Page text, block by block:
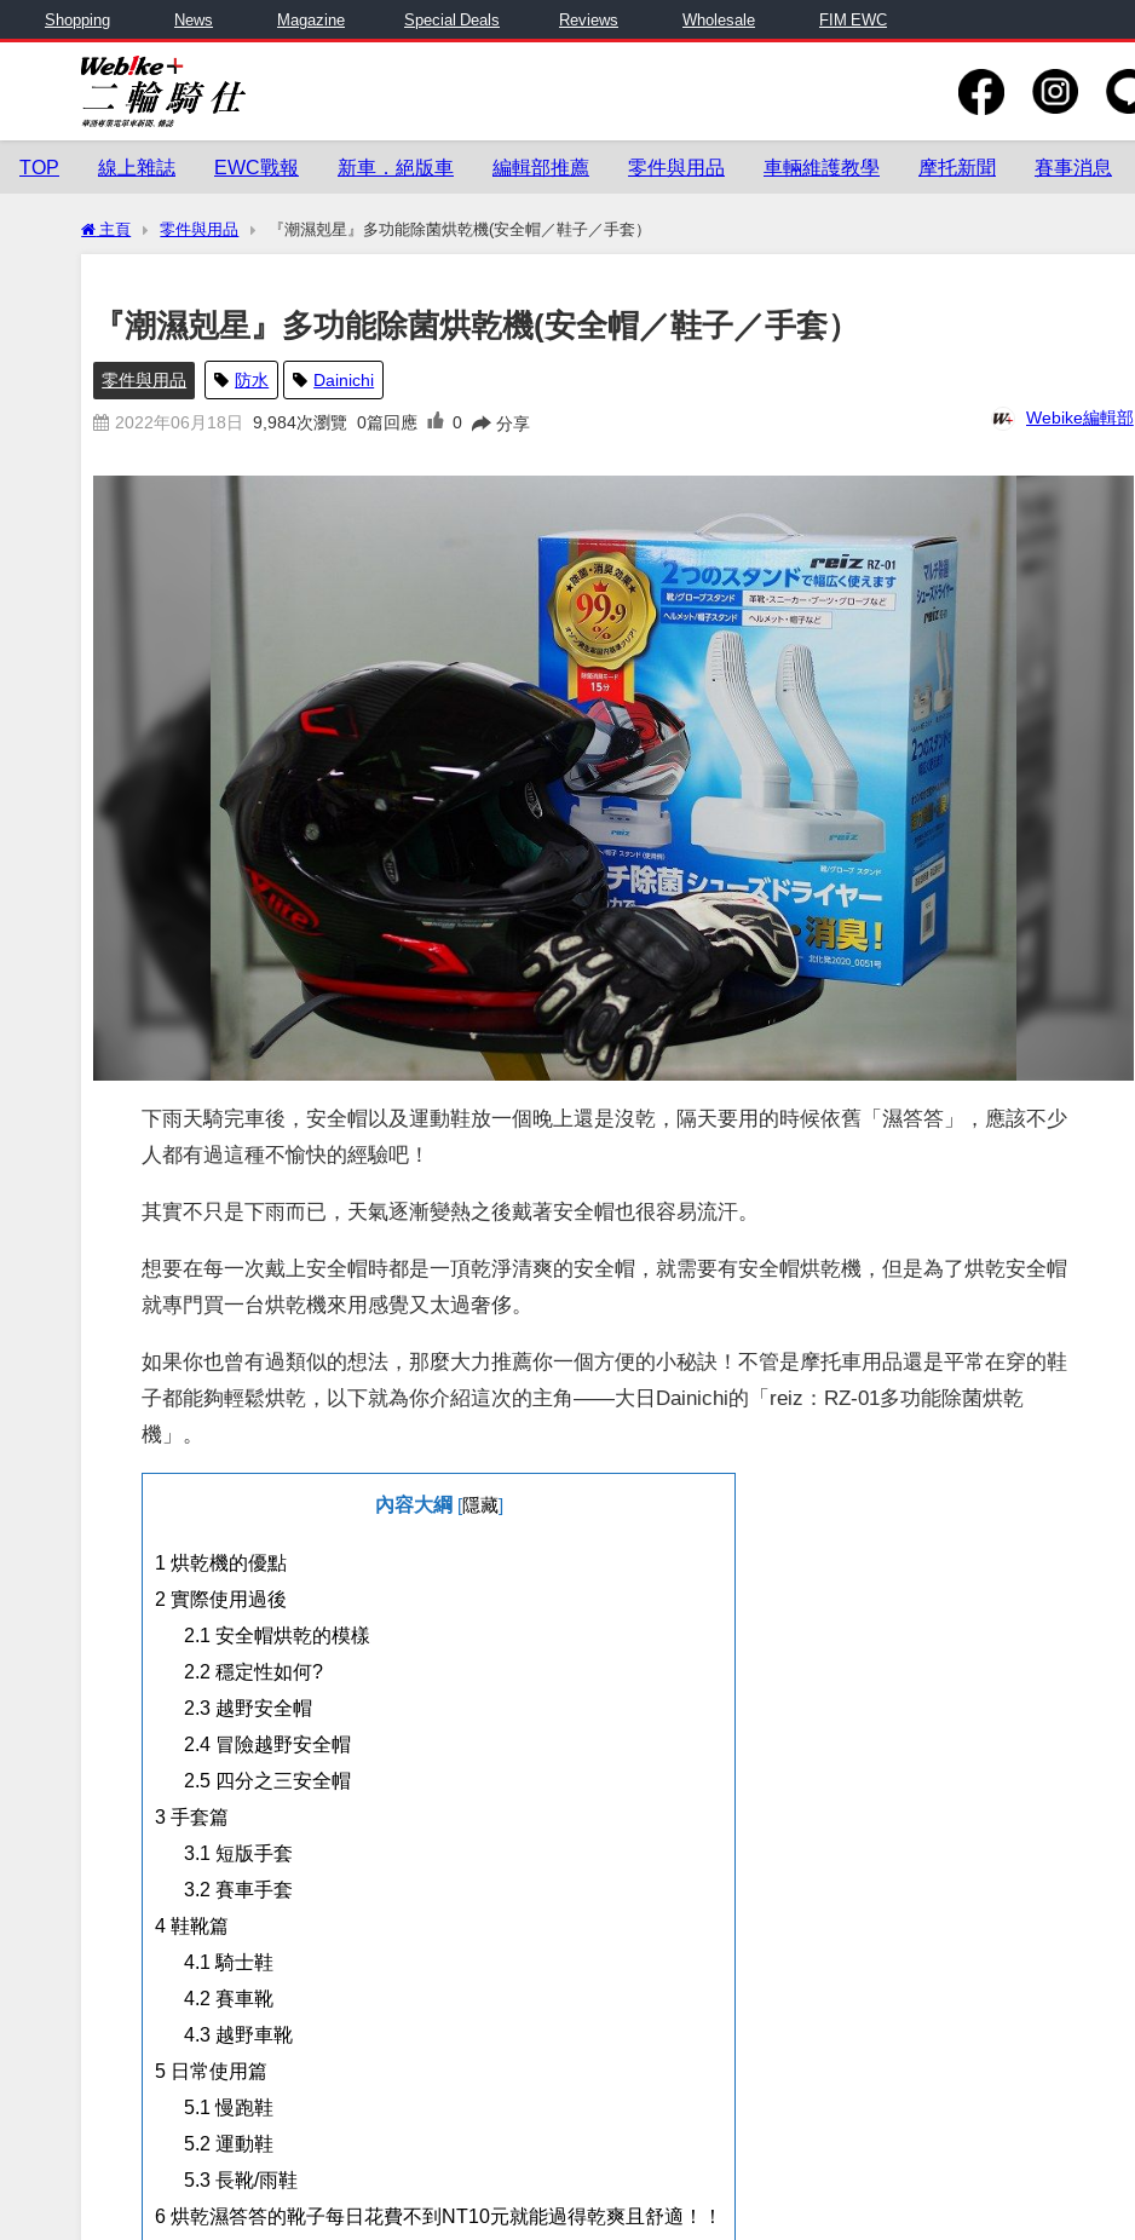
Shopping News Magazine Special Deals Reviews Wholesale FIM EWC
TOP 線上雜誌 EWC戰報 新車．絕版車 編輯部推薦 零件與用品 車輛維護教學 摩托新聞 賽事消息
主頁 零件與用品 『潮濕剋星』多功能除菌烘乾機(安全帽／鞋子／手套）
『潮濕剋星』多功能除菌烘乾機(安全帽／鞋子／手套）
零件與用品 防水 Dainichi
2022年06月18日 9,984次瀏覽 0篇回應 0 分享 Webike編輯部
下雨天騎完車後，安全帽以及運動鞋放一個晚上還是沒乾，隔天要用的時候依舊「濕答答」，應該不少
人都有過這種不愉快的經驗吧！
其實不只是下雨而已，天氣逐漸變熱之後戴著安全帽也很容易流汗。
想要在每一次戴上安全帽時都是一頂乾淨清爽的安全帽，就需要有安全帽烘乾機，但是為了烘乾安全帽
就專門買一台烘乾機來用感覺又太過奢侈。
如果你也曾有過類似的想法，那麼大力推薦你一個方便的小秘訣！不管是摩托車用品還是平常在穿的鞋
子都能夠輕鬆烘乾，以下就為你介紹這次的主角——大日Dainichi的「reiz：RZ-01多功能除菌烘乾
機」。
內容大綱 隱藏]
1 烘乾機的優點
2 實際使用過後
2.1 安全帽烘乾的模樣
2.2 穩定性如何?
2.3 越野安全帽
2.4 冒險越野安全帽
2.5 四分之三安全帽
3 手套篇
3.1 短版手套
3.2 賽車手套
4 鞋靴篇
4.1 騎士鞋
4.2 賽車靴
4.3 越野車靴
5 日常使用篇
5.1 慢跑鞋
5.2 運動鞋
5.3 長靴/雨鞋
6 烘乾濕答答的靴子每日花費不到NT10元就能過得乾爽且舒適！！